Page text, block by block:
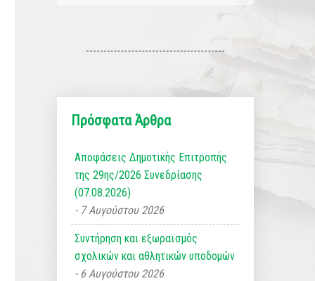
Πρόσφατα Άρθρα
Αποφάσεις Δημοτικής Επιτροπής
της 29ης/2026 Συνεδρίασης
(07.08.2026)
7 Αυγούστου 2026
Συντήρηση και εξωραϊσμός
σχολικών και αθλητικών υποδομών
6 Αυγούστου 2026